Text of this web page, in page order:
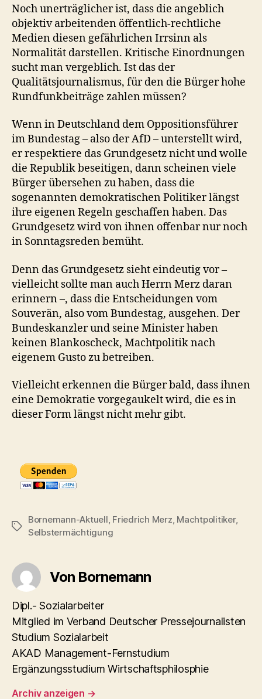
Noch unerträglicher ist, dass die angeblich
objektiv arbeitenden öffentlich-rechtliche
Medien diesen gefährlichen Irrsinn als
Normalität darstellen. Kritische Einordnungen
sucht man vergeblich. Ist das der
Qualitätsjournalismus, für den die Bürger hohe
Rundfunkbeiträge zahlen müssen?
Wenn in Deutschland dem Oppositionsführer
im Bundestag – also der AfD – unterstellt wird,
er respektiere das Grundgesetz nicht und wolle
die Republik beseitigen, dann scheinen viele
Bürger übersehen zu haben, dass die
sogenannten demokratischen Politiker längst
ihre eigenen Regeln geschaffen haben. Das
Grundgesetz wird von ihnen offenbar nur noch
in Sonntagsreden bemüht.
Denn das Grundgesetz sieht eindeutig vor –
vielleicht sollte man auch Herrn Merz daran
erinnern –, dass die Entscheidungen vom
Souverän, also vom Bundestag, ausgehen. Der
Bundeskanzler und seine Minister haben
keinen Blankoscheck, Machtpolitik nach
eigenem Gusto zu betreiben.
Vielleicht erkennen die Bürger bald, dass ihnen
eine Demokratie vorgegaukelt wird, die es in
dieser Form längst nicht mehr gibt.
Schlagwörter
Bornemann-Aktuell, Friedrich Merz, Machtpolitiker,
Selbstermächtigung
Von Bornemann
Dipl.- Sozialarbeiter
Mitglied im Verband Deutscher Pressejournalisten
Studium Sozialarbeit
AKAD Management-Fernstudium
Ergänzungsstudium Wirtschaftsphilosphie
Archiv anzeigen →